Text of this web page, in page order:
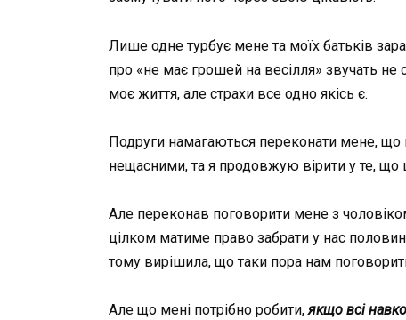
Лише одне турбує мене та моїх батьків
про «не має грошей на весілля» звучать не
моє життя, але страхи все одно якісь є.
Подруги намагаються переконати мене, що
нещасними, та я продовжую вірити у те, що
Але переконав поговорити мене з
цілком матиме право забрати у нас
тому вирішила, що таки пора нам
Але що мені потрібно робити,якщо всі